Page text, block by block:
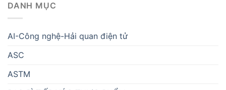
DANH MỤC
AI-Công nghệ-Hải quan điện tử
ASC
ASTM